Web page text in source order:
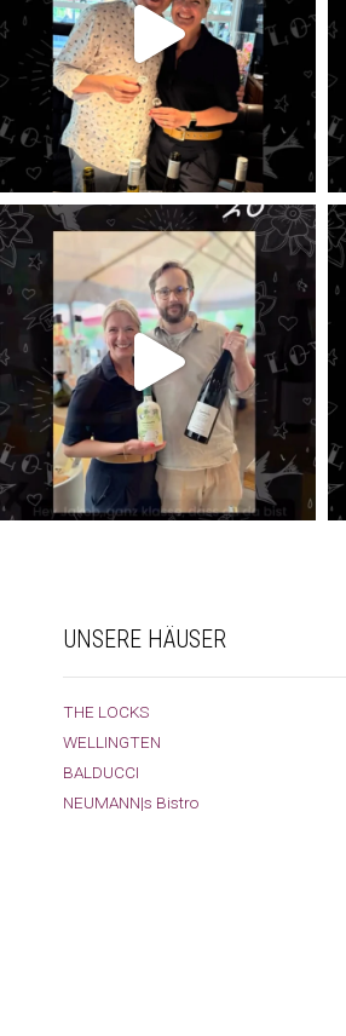
UNSERE HÄUSER
THE LOCKS
WELLINGTEN
BALDUCCI
NEUMANN|s Bistro